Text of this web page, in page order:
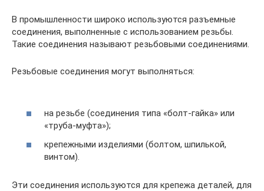
В промышленности широко используются разъемные
соединения, выполненные с использованием резьбы.
Такие соединения называют резьбовыми соединениями.
Резьбовые соединения могут выполняться:
на резьбе (соединения типа «болт-гайка» или
«труба-муфта»);
крепежными изделиями (болтом, шпилькой,
винтом).
Эти соединения используются для крепежа деталей, для